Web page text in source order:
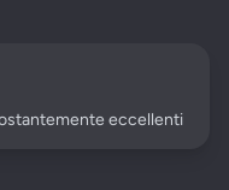
eccellenti